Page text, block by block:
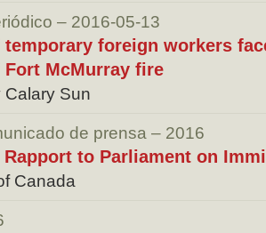
– 2016-05-13
temporary foreign workers
McMurray fire
Calary Sun
de prensa – 2016
Rapport to Parliament on
Canada